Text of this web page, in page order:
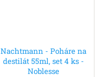
Nachtmann - Poháre na
destilát 55ml, set 4 ks -
Noblesse